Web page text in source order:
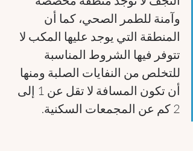
وآمنة للطمر الصحي، كما أن
المنطقة التي يوجد عليها المكب لا
تتوفر فيها الشروط المناسبة
للتخلص من النفايات الصلبة ومنها
أن تكون المسافة لا تقل عن 1 إلى
2 كم عن المجمعات السكنية.